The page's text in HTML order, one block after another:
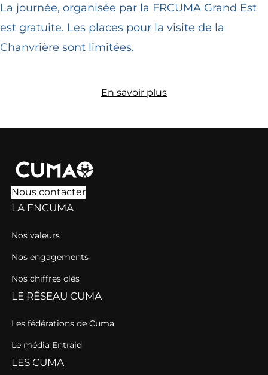
La journée, organisée par la FRCUMA Grand Est
est gratuite. Les places pour la visite de la
Chanvrière sont limitées.
En savoir plus
Nous contacter
LA FNCUMA
Nos valeurs
Nos engagements
Nos chiffres clés
LE RÉSEAU CUMA
Les fédérations de Cuma
Le média Entraid
LES CUMA